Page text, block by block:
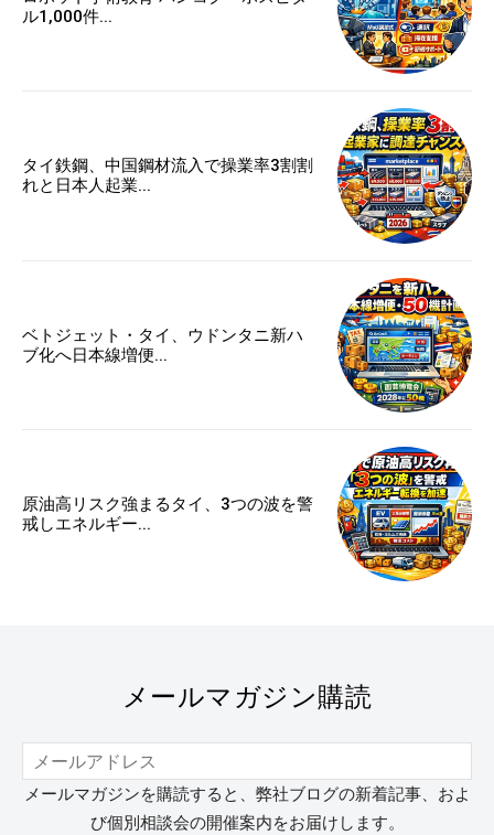
ル1,000件...
タイ鉄鋼、中国鋼材流入で操業率3割割
れと日本人起業...
ベトジェット・タイ、ウドンタニ新ハ
ブ化へ日本線増便...
原油高リスク強まるタイ、3つの波を警
戒しエネルギー...
メールマガジン購読
メールマガジンを購読すると、弊社ブログの新着記事、およ
び個別相談会の開催案内をお届けします。